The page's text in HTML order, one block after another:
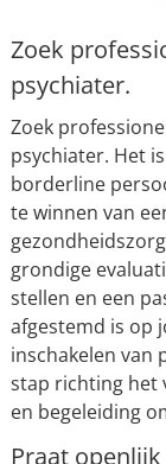
Zoek
psychiater.
Zoek
psychiater. Het
borderline
te winnen van
grondige
stellen en een
afgestemd is op
inschakelen van
stap richting het
en begeleiding
Praat